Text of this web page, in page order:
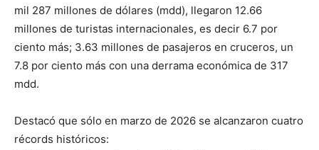
mil 287 millones de dólares (mdd), llegaron 12.66
millones de turistas internacionales, es decir 6.7 por
ciento más; 3.63 millones de pasajeros en cruceros, un
7.8 por ciento más con una derrama económica de 317
mdd.
Destacó que sólo en marzo de 2026 se alcanzaron cuatro
récords históricos: